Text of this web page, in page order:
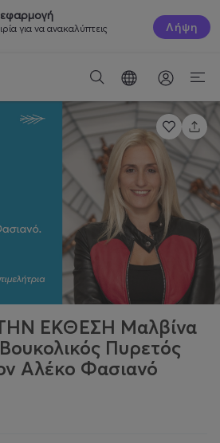
για να ανακαλύπτεις
Λήψη
ΕΚΘΕΣΗ Μαλβίνα
Πυρετός
Αλέκο Φασιανό